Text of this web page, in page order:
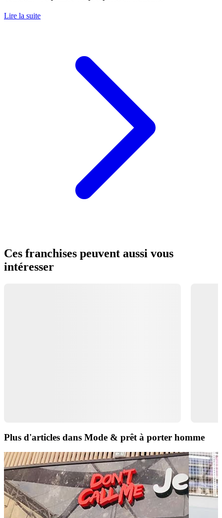
Lire la suite
Ces franchises peuvent aussi vous
intéresser
Plus d'articles dans Mode & prêt à porter homme